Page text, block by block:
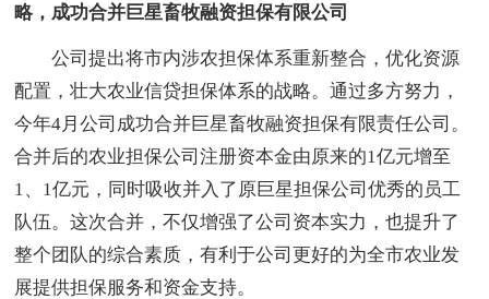
略，成功合并巨星畜牧融资担保有限公司
公司提出将市内涉农担保体系重新整合，优化资源
配置，壮大农业信贷担保体系的战略。通过多方努力，
今年4月公司成功合并巨星畜牧融资担保有限责任公司。
合并后的农业担保公司注册资本金由原来的1亿元增至
1、1亿元，同时吸收并入了原巨星担保公司优秀的员工
队伍。这次合并，不仅增强了公司资本实力，也提升了
整个团队的综合素质，有利于公司更好的为全市农业发
展提供担保服务和资金支持。